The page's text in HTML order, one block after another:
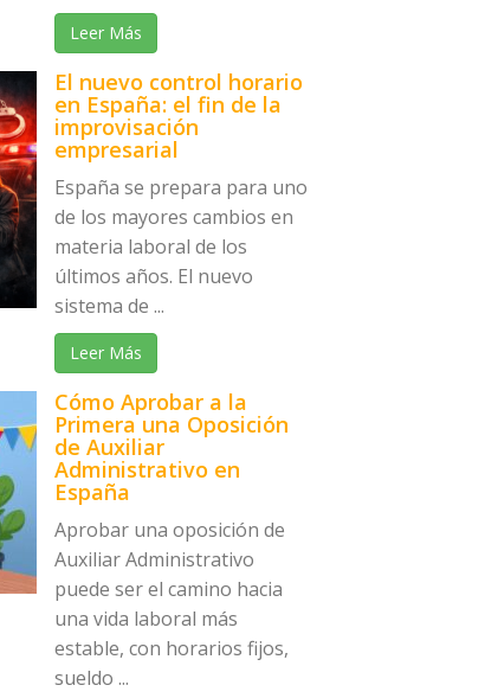
Leer Más
El nuevo control horario
en España: el fin de la
improvisación
empresarial
España se prepara para uno
de los mayores cambios en
materia laboral de los
últimos años. El nuevo
sistema de ...
Leer Más
Cómo Aprobar a la
Primera una Oposición
de Auxiliar
Administrativo en
España
Aprobar una oposición de
Auxiliar Administrativo
puede ser el camino hacia
una vida laboral más
estable, con horarios fijos,
sueldo ...